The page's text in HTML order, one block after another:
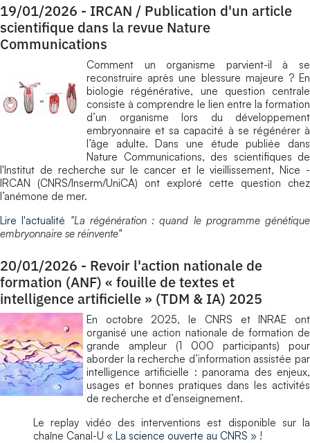
19/01/2026 - IRCAN / Publication d'un article
scientifique dans la revue Nature
Communications
Comment un organisme parvient-il à se
reconstruire après une blessure majeure ? En
biologie régénérative, une question centrale
consiste à comprendre le lien entre la formation
d’un organisme lors du développement
embryonnaire et sa capacité à se régénérer à
l’âge adulte. Dans une étude publiée dans
Nature Communications, des scientifiques de
l'Institut de recherche sur le cancer et le vieillissement, Nice -
IRCAN (CNRS/Inserm/UniCA) ont exploré cette question chez
l’anémone de mer.
Lire l'actualité "La régénération : quand le programme génétique
embryonnaire se réinvente"
20/01/2026 - Revoir l'action nationale de
formation (ANF) « fouille de textes et
intelligence artificielle » (TDM & IA) 2025
En octobre 2025, le CNRS et INRAE ont
organisé une action nationale de formation de
grande ampleur (1 000 participants) pour
aborder la recherche d’information assistée par
intelligence artificielle : panorama des enjeux,
usages et bonnes pratiques dans les activités
de recherche et d’enseignement.
Le replay vidéo des interventions est disponible sur la
chaîne Canal-U « La science ouverte au CNRS » !